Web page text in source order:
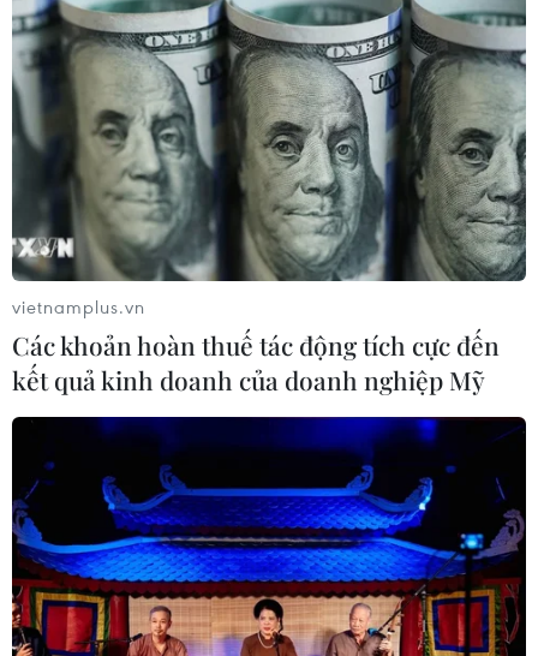
07/08/2026 12:25
Tây Ninh cảnh báo giả mạo cơ quan
đăng ký kinh doanh để lừa đảo
doanh nghiệp
07/08/2026 08:38
Tiến "Bịp" hầu tòa trong vụ
án tổ chức sử dụng trái phép chất ma
túy
07/08/2026 04:40
Khởi tố đối tượng giả danh Công an,
lừa đảo "chạy án" tại Đắk Lắk
06/08/2026 15:07
Cảnh sát khám xét nơi ở của Huấn
vietnamplus.vn
Các khoản hoàn thuế tác động tích cực đến
kết quả kinh doanh của doanh nghiệp Mỹ